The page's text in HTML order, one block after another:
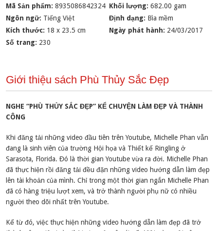
Mã Sản phẩm:8935086842324 Khối lượng: 682.00 gam
Ngôn ngữ: Tiếng Việt Định dạng: Bìa mềm
Kích thước: 18 x 23.5 cm Ngày phát hành: 24/03/2017
Số trang: 230
Giới thiệu sách Phù Thủy Sắc Đẹp
NGHE “PHÙ THỦY SẮC ĐẸP” KỂ CHUYỆN LÀM ĐẸP VÀ THÀNH
CÔNG
Khi đăng tải những video đầu tiên trên Youtube, Michelle Phan vẫn
đang là sinh viên của trường Hội họa và Thiết kế Ringling ở
Sarasota, Florida. Đó là thời gian Youtube vừa ra đời. Michelle Phan
đã thực hiện rồi đăng tải đều đặn những video hướng dẫn làm đẹp
lên tài khoản của mình. Chỉ trong một thời gian ngắn Michelle Phan
đã có hàng triệu lượt xem, và trở thành người phụ nữ có nhiều
người theo dõi nhất trên Youtube.
Kể từ đó, việc thực hiện những video hướng dẫn làm đẹp đã trở